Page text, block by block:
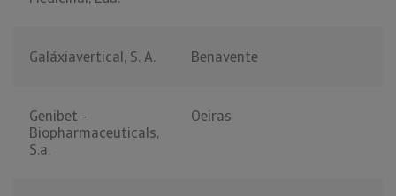
Galáxiavertical, S. A. Benavente
Genibet -
Biopharmaceuticals,
S.a.
Oeiras